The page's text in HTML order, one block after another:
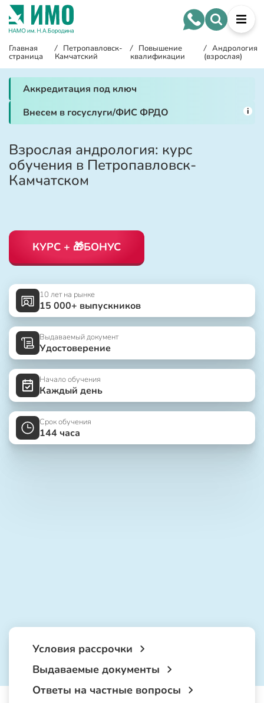
Главная
страница
/ Петропавловск-
Камчатский
/ Повышение
квалификации
/ Андрология
(взрослая)
Аккредитация под ключ
Внесем в госуслуги/ФИС ФРДО
i
Взрослая андрология: курс
обучения в Петропавловск-
Камчатском
КУРС + 🎁БОНУС
10 лет на рынке
15 000+ выпускников
Выдаваемый документ
Удостоверение
Начало обучения
Каждый день
Срок обучения
144 часа
Условия рассрочки
Выдаваемые документы
Ответы на частные вопросы